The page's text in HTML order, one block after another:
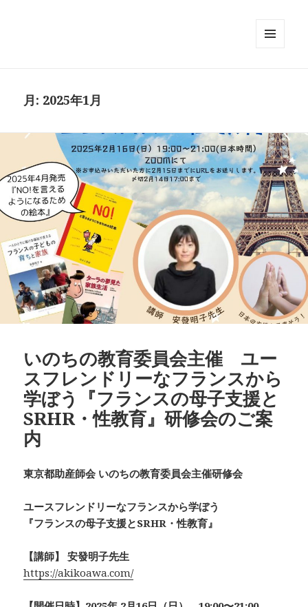
月: 2025年1月
いのちの教育委員会主催 ユー
スフレンドリーなフランスから
学ぼう『フランスの母子支援と
SRHR・性教育』研修会のご案
内
東京都助産師会 いのちの教育委員会主催研修会
ユースフレンドリーなフランスから学ぼう
『フランスの母子支援とSRHR・性教育』
【講師】 安發明子先生
https://akikoawa.com/